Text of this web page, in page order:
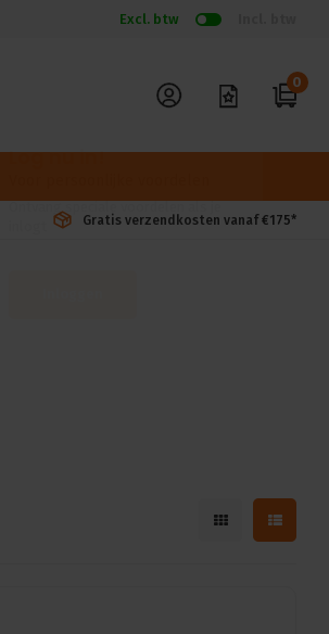
Excl. btw
0
Gratis verzendkosten vanaf €175*